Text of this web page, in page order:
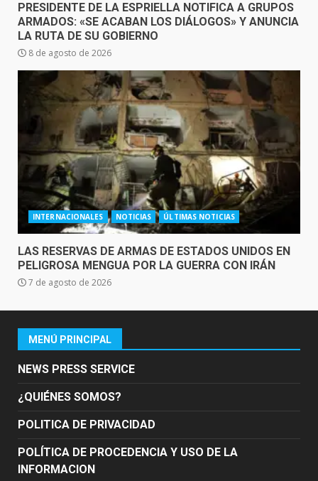
PRESIDENTE DE LA ESPRIELLA NOTIFICA A GRUPOS
ARMADOS: «SE ACABAN LOS DIÁLOGOS» Y ANUNCIA
LA RUTA DE SU GOBIERNO
8 de agosto de 2026
INTERNACIONALES NOTICIAS ÚLTIMAS NOTICIAS
LAS RESERVAS DE ARMAS DE ESTADOS UNIDOS EN
PELIGROSA MENGUA POR LA GUERRA CON IRÁN
7 de agosto de 2026
MENÚ PRINCIPAL
NEWS PRESS SERVICE
¿QUIÉNES SOMOS?
POLITICA DE PRIVACIDAD
POLÍTICA DE PROCEDENCIA Y USO DE LA
INFORMACION